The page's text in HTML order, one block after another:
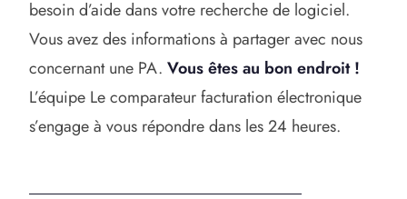
besoin d’aide dans votre recherche de logiciel.
Vous avez des informations à partager avec nous
concernant une PA. Vous êtes au bon endroit !
L’équipe Le comparateur facturation électronique
s’engage à vous répondre dans les 24 heures.